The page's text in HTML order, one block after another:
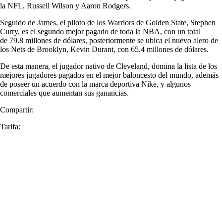
la NFL, Russell Wilson y Aaron Rodgers.
Seguido de James, el piloto de los Warriors de Golden State, Stephen
Curry, es el segundo mejor pagado de toda la NBA, con un total
de 79.8 millones de dólares, posteriormente se ubica el nuevo alero de
los Nets de Brooklyn, Kevin Durant, con 65.4 millones de dólares.
De esta manera, el jugador nativo de Cleveland, domina la lista de los
mejores jugadores pagados en el mejor baloncesto del mundo, además
de poseer un acuerdo con la marca deportiva Nike, y algunos
comerciales que aumentan sus ganancias.
Compartir:
Tarifa: